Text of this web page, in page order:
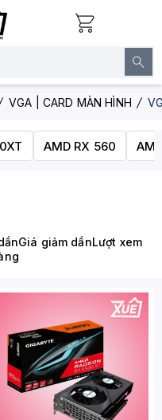
VGA | CARD MÀN HÌNH
AMD RX 560
Giá giảm dầnLượt xem